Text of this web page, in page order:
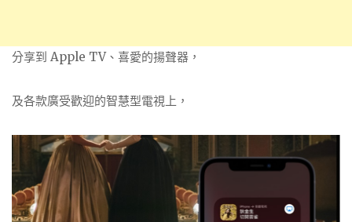
分享到 Apple TV、喜愛的揚聲器，
及各款廣受歡迎的智慧型電視上，